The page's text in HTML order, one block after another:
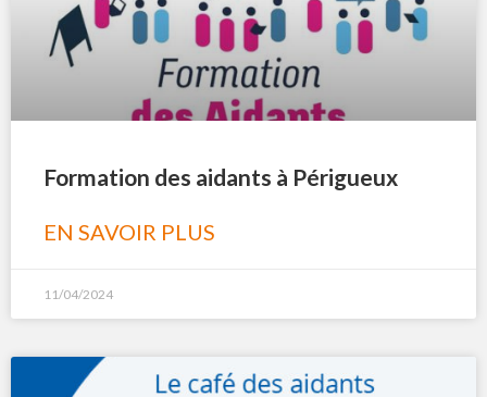
Formation des aidants à Périgueux
EN SAVOIR PLUS
11/04/2024